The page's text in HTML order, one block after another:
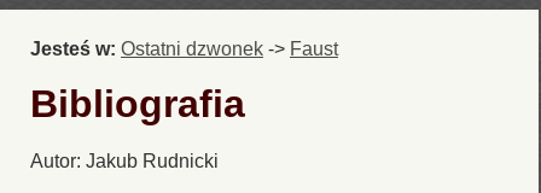
Jesteś w: Ostatni dzwonek -> Faust
Bibliografia
Autor: Jakub Rudnicki